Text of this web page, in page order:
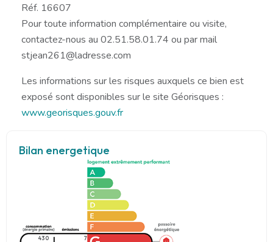
Réf. 16607
Pour toute information complémentaire ou visite,
contactez-nous au 02.51.58.01.74 ou par mail
stjean261@ladresse.com
Les informations sur les risques auxquels ce bien est
exposé sont disponibles sur le site Géorisques :
www.georisques.gouv.fr
Bilan energetique
430 7